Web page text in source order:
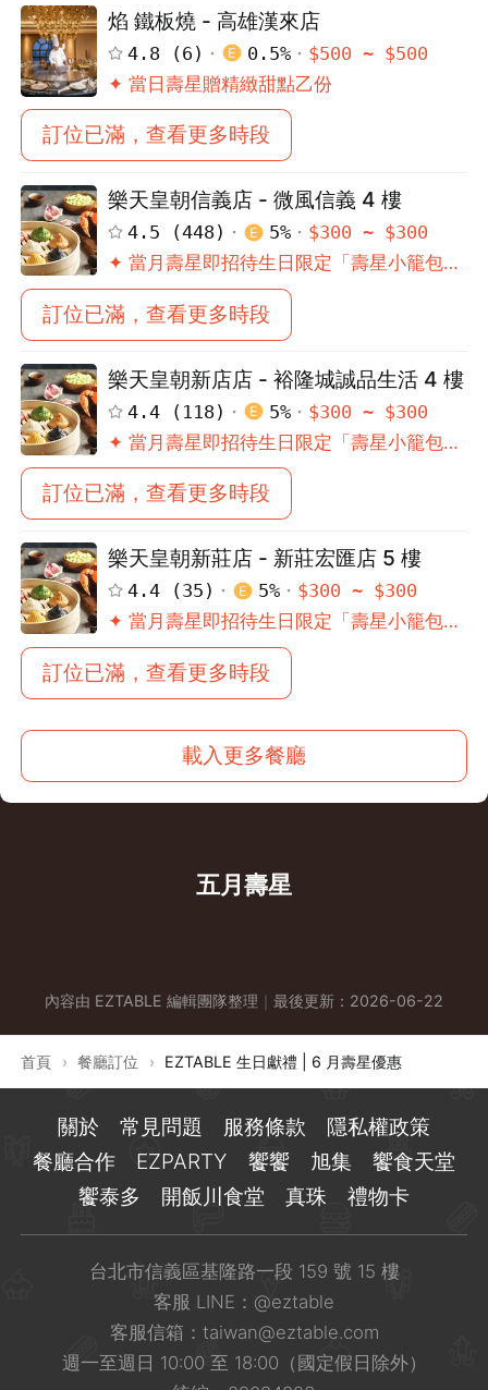
焰 鐵板燒 - 高雄漢來店
4.8 (6 ) 0.5% $500 ~ $500
✦ 當日壽星贈精緻甜點乙份
訂位已滿，查看更多時段
樂天皇朝信義店 - 微風信義 4 樓
4.5 (448) 5% $300 ~ $300
✦ 當月壽星即招待生日限定「壽星小籠包」
乙份
訂位已滿，查看更多時段
樂天皇朝新店店 - 裕隆城誠品生活 4 樓
4.4 ( 118) 5% $300 ~ $300
✦ 當月壽星即招待生日限定「壽星小籠包」
乙份
訂位已滿，查看更多時段
樂天皇朝新莊店 - 新莊宏匯店 5 樓
4.4 (35 ) 5% $300 ~ $300
✦ 當月壽星即招待生日限定「壽星小籠包」
乙份
訂位已滿，查看更多時段
載入更多餐廳
五月壽星
內容由 EZTABLE 編輯團隊整理 ｜ 最後更新： 2026-06-22
首頁 › 餐廳訂位 › EZTABLE 生日獻禮 | 6 月壽星優惠
關於 常見問題 服務條款
隱私權政策
餐廳合作
EZPARTY 饗饗 旭集
饗食天堂
饗泰多
開飯川食堂 真珠 禮物卡
台北市信義區基隆路一段 159 號 15 樓
客服 LINE： @eztable
客服信箱： taiwan@eztable.com
週一至週日 10:00 至 18:00（國定假日除外）